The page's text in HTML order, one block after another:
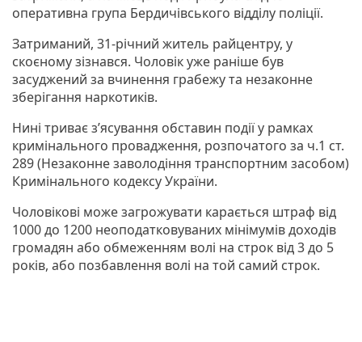
оперативна група Бердичівського відділу поліції.
Затриманий, 31-річний житель райцентру, у
скоєному зізнався. Чоловік уже раніше був
засуджений за вчинення грабежу та незаконне
зберігання наркотиків.
Нині триває з’ясування обставин події у рамках
кримінального провадження, розпочатого за ч.1 ст.
289 (Незаконне заволодіння транспортним засобом)
Кримінального кодексу України.
Чоловікові може загрожувати карається штраф від
1000 до 1200 неоподатковуваних мінімумів доходів
громадян або обмеженням волі на строк від 3 до 5
років, або позбавлення волі на той самий строк.